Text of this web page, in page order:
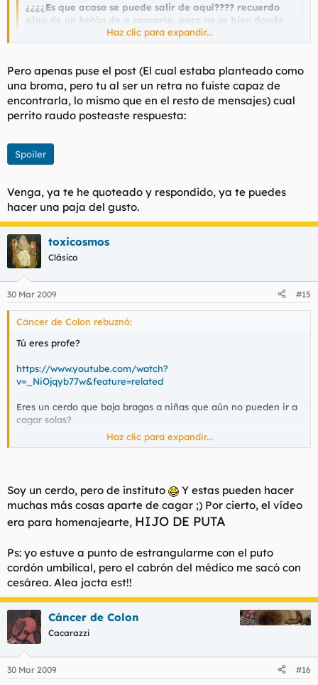
¿¿¿¿Es que acaso se puede salir de aquí???? recuerdo
algo de un botón de a cascarla, pero no se bien donde
Haz clic para expandir...
AJUAJA JIAJA JUAJA JAAJA.:93
Haz clic para expandir...
Pero apenas puse el post (El cual estaba planteado como
una broma, pero tu al ser un retra no fuiste capaz de
encontrarla, lo mismo que en el resto de mensajes) cual
perrito raudo posteaste respuesta:
Spoiler
Venga, ya te he quoteado y respondido, ya te puedes
hacer una paja del gusto.
toxicosmos
Clásico
30 Mar 2009 #15
Cáncer de Colon rebuznó:
Tú eres profe?
https://www.youtube.com/watch?
v=_NiOjqyb77w&feature=related
Eres un cerdo que baja bragas a niñas que aún no pueden ir a
cagar solas?
A mí, en la guardería, me limpiaba el culo una profesora.
viese todos los platos limpios. Y lo hacía. Gracias a esta
educación he salido un buen foroero. Heterosexual.
Yollereyhihu.
piscinas de plástico que teníamos, pero lol me ama y sobreviví.
Haz clic para expandir...
Soy un cerdo, pero de instituto
Y estas pueden hacer
muchas más cosas aparte de cagar ;) Por cierto, el vídeo
era para homenajearte, HIJO DE PUTA
Ps: yo estuve a punto de estrangularme con el puto
cordón umbilical, pero el cabrón del médico me sacó con
cesárea. Alea jacta est!!
Cáncer de Colon
Cacarazzi
30 Mar 2009 #16